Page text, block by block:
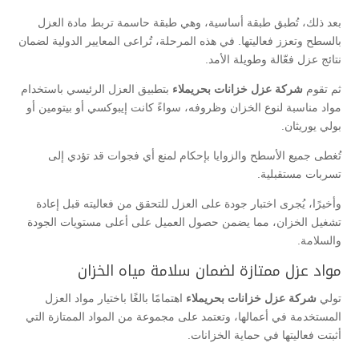
بعد ذلك، تُطبق طبقة أساسية، وهي طبقة حاسمة تربط مادة العزل
بالسطح وتعزز فعاليتها. في هذه المرحلة، تُراعى المعايير الدولية لضمان
نتائج عزل فعّالة وطويلة الأمد.
ثم تقوم شركة عزل خزانات بحريملاء بتطبيق العزل الرئيسي باستخدام
مواد مناسبة لنوع الخزان وظروفه، سواءً كانت إيبوكسي أو بيتومين أو
بولي يوريثان.
تُغطى جميع الأسطح والزوايا بإحكام لمنع أي فجوات قد تؤدي إلى
تسربات مستقبلية.
وأخيرًا، يُجرى اختبار جودة على العزل للتحقق من فعاليته قبل إعادة
تشغيل الخزان، مما يضمن حصول العميل على أعلى مستويات الجودة
والسلامة.
مواد عزل ممتازة لضمان سلامة مياه الخزان
تولي شركة عزل خزانات بحريملاء اهتمامًا بالغًا باختيار مواد العزل
المستخدمة في أعمالها، وتعتمد على مجموعة من المواد الممتازة التي
أثبتت فعاليتها في حماية الخزانات.